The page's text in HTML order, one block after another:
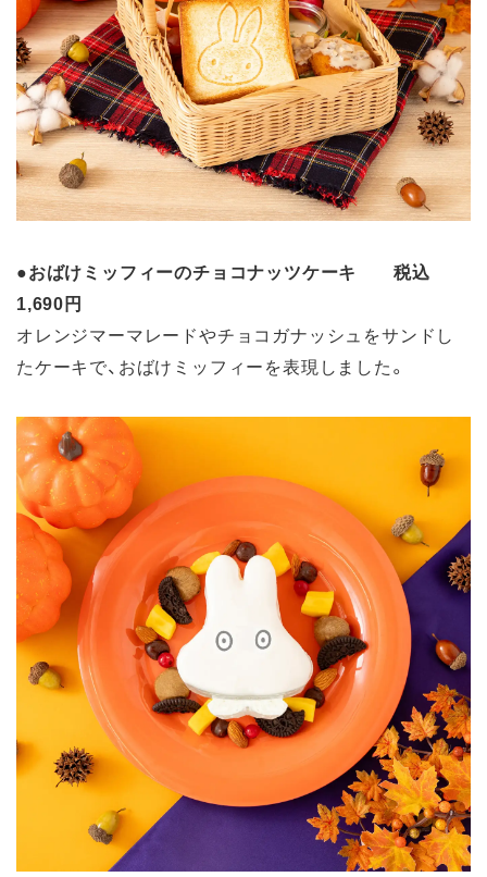
●おばけミッフィーのチョコナッツケーキ 税込
1,690円
オレンジマーマレードやチョコガナッシュをサンドし
たケーキで、おばけミッフィーを表現しました。